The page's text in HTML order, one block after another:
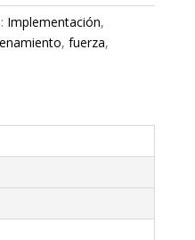
Implementación,
, fuerza,